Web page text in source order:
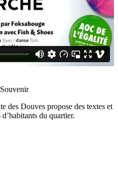
des Douves propose des textes et
du quartier.